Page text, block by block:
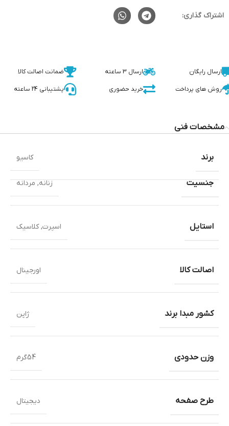
اشتراک گذاری:
ارسال رایگان ارسال 3 ساعته ضمانت اصالت کالا
روش های پرداخت خرید حضوری پشتیبانی 24 ساعته
مشخصات فنی
جنسیت زنانه,مردانه
استایل اسپرت,کلاسیک
اصالت کالا اورجینال
کشور مبدا برند ژاپن
وزن حدودی 54گرم
طرح صفحه دیجیتال
برند کاسیو